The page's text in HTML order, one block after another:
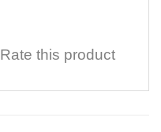
Rate this product